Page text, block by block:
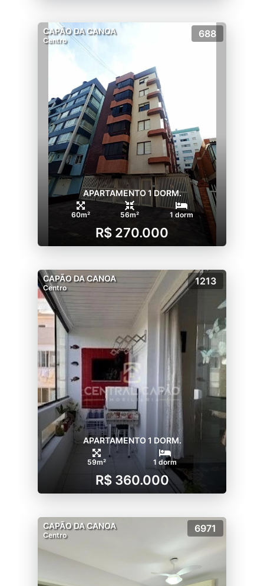
CAPÃO DA CANOA
Centro
688
APARTAMENTO 1 DORM.
60m² 56m² 1 dorm
R$ 270.000
CAPÃO DA CANOA
Centro
1213
APARTAMENTO 1 DORM.
59m² 1 dorm
R$ 360.000
CAPÃO DA CANOA
Centro
6971